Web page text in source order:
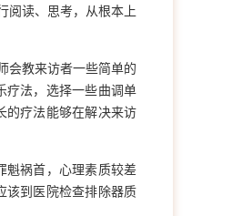
阅读、思考，从根本上
会教来访者一些简单的
疗法，选择一些曲调单
的疗法能够在解决来访
魁祸首，心理素质较差
该到医院检查排除器质